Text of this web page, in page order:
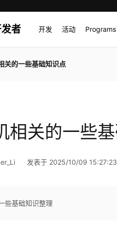
者 开发 活动 Programs
关的一些基础知识点
相关的一些
发表于 2025/10/09 15:27:23
些基础知识整理